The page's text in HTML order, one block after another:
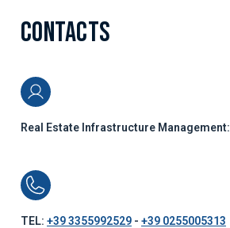
CONTACTS
Real Estate Infrastructure Management:
TEL: +39 3355992529 - +39 0255005313